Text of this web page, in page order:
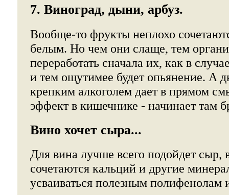
7. Виноград, дыни, арбуз.
Вообще-то фрукты неплохо
белым. Но чем они слаще, тем
переработать сначала их, как в
и тем ощутимее будет опьянение. А
крепким алкоголем дает в прямом
эффект в кишечнике - начинает там
Вино хочет сыра...
Для вина лучше всего подойдет сыр,
сочетаются кальций и другие
усваиваться полезным